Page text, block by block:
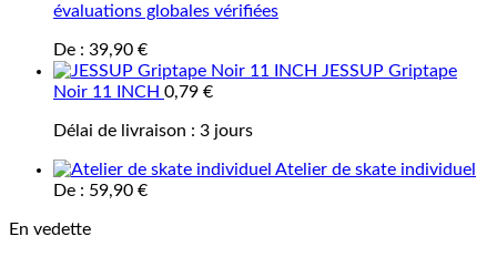
évaluations globales vérifiées
De : 39,90 €
JESSUP Griptape
Noir 11 INCH 0,79 €
Délai de livraison : 3 jours
Atelier de skate individuel
De : 59,90 €
En vedette